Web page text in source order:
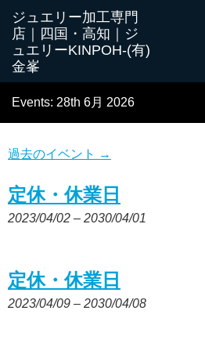
Events: 28th 6月 2026
過去のイベント →
定休・休業日
2023/04/02 – 2030/04/01
定休・休業日
2023/04/09 – 2030/04/08